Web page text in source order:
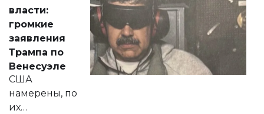
реформах до
вопросов армии,
экономики и
личного здоровья.
власти:
громкие
заявления
Трампа по
Венесуэле
США
намерены, по
их